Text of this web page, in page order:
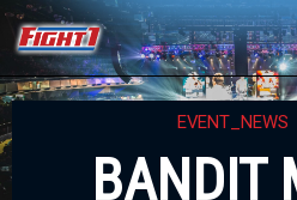
EVENT_NEWS
BANDIT